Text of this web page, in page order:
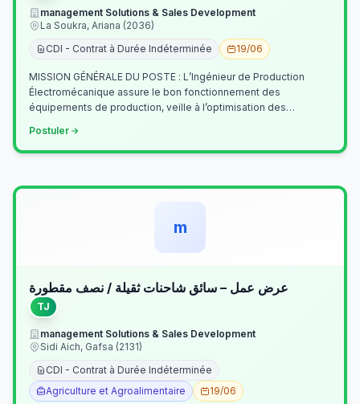
management Solutions & Sales Development
La Soukra, Ariana (2036)
CDI - Contrat à Durée Indéterminée
19/06
MISSION GÉNÉRALE DU POSTE : L’Ingénieur de Production
Électromécanique assure le bon fonctionnement des
équipements de production, veille à l’optimisation des
Postuler
m
عرض عمل – سائق شاحنات ثقيلة / نصف مقطورة
TJ
management Solutions & Sales Development
Sidi Aich, Gafsa (2131)
CDI - Contrat à Durée Indéterminée
Agriculture et Agroalimentaire
19/06